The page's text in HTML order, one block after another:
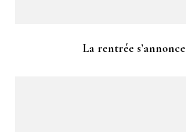
La rentrée s’annonce